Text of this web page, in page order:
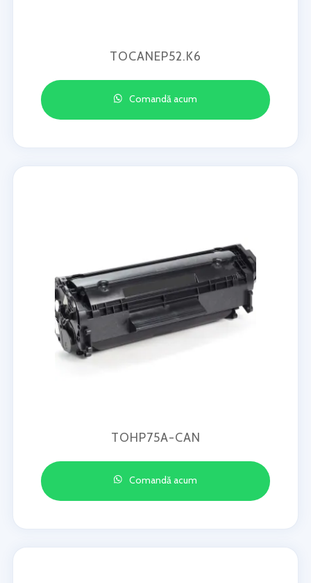
TOCANEP52.K6
Comandă acum
TOHP75A-CAN
Comandă acum